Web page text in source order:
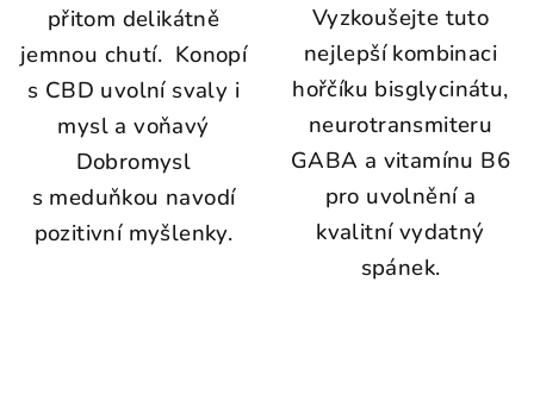
přitom delikátně
jemnou chutí. Konopí
s CBD uvolní svaly i
mysl a voňavý
Dobromysl
s meduňkou navodí
pozitivní myšlenky.
Vyzkoušejte tuto
nejlepší kombinaci
hořčíku bisglycinátu,
neurotransmiteru
GABA a vitamínu B6
pro uvolnění a
kvalitní vydatný
spánek.